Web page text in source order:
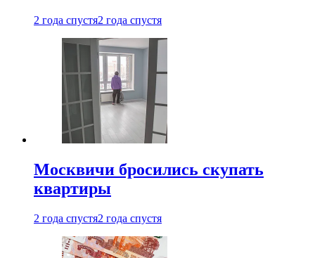
2 года спустя2 года спустя
Москвичи бросились скупать
квартиры
2 года спустя2 года спустя